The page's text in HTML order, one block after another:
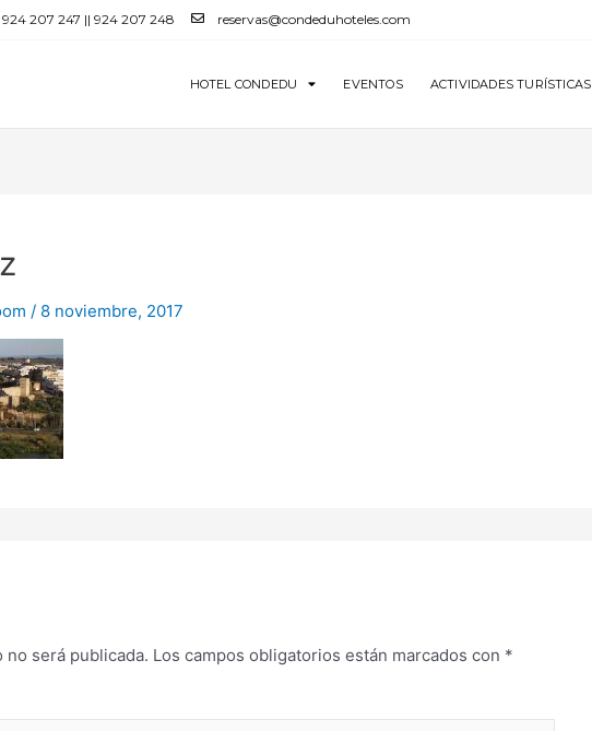
924 207 247 || 924 207 248 reservas@condeduhoteles.com
HOTEL CONDEDU EVENTOS ACTIVIDADES TURÍSTICAS
/ 8 noviembre, 2017
será publicada. Los campos obligatorios están marcados con *